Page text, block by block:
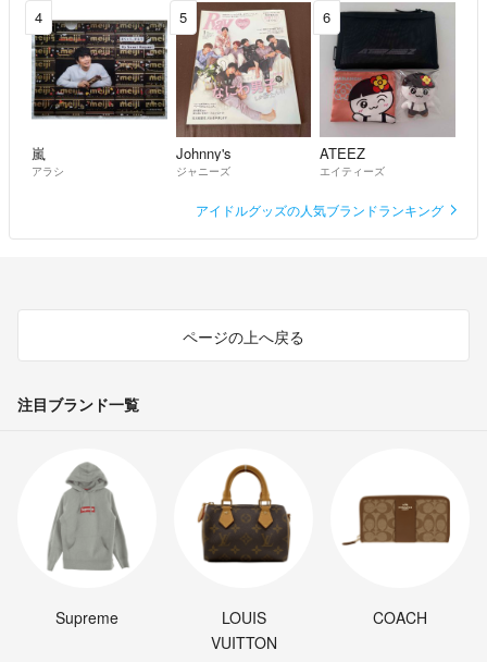
4
嵐
アラシ
5
Johnny's
ジャニーズ
6
ATEEZ
エイティーズ
アイドルグッズの人気ブランドランキング
ページの上へ戻る
注目ブランド一覧
Supreme
LOUIS
VUITTON
COACH